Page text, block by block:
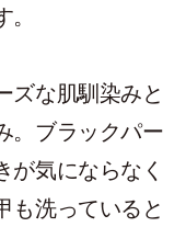
ズな肌馴染みと
。ブラックパー
が気にならなく
も洗っていると